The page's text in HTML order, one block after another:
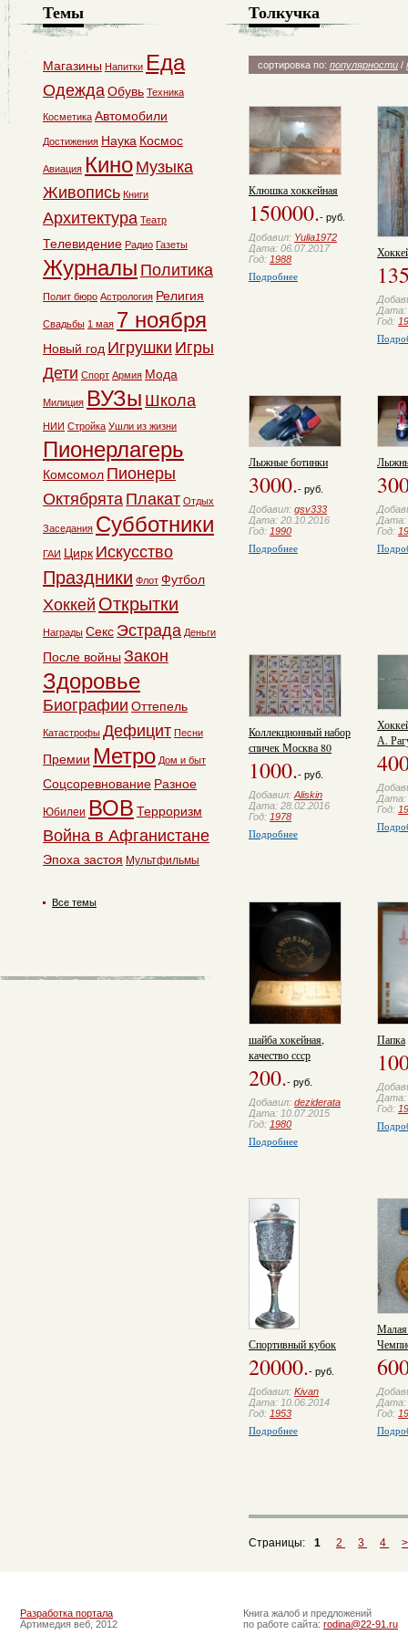
Толкучка
сортировка по: популярности /
Клюшка хоккейная
150000.- руб.
Добавил: Yulia1972
Дата: 06.07.2017
Год: 1988
Подробнее
Дата:
Год:
Лыжные ботинки
3000.- руб.
Добавил: gsv333
Дата: 20.10.2016
Год: 1990
Подробнее
Дата:
Год:
Коллекционный набор
спичек Москва 80
1000.- руб.
Добавил: Aliskin
Дата: 28.02.2016
Год: 1978
Подробнее
А.
Дата:
Год:
шайба хокейная,
качество ссср
200.- руб.
Добавил: deziderata
Дата: 10.07.2015
Год: 1980
Подробнее
Папка
Дата:
Год:
Спортивный кубок
20000.- руб.
Добавил: Kivan
Дата: 10.06.2014
Год: 1953
Подробнее
Малая
Дата:
Год:
Страницы: 1 2 3 4 >
Темы
Магазины Напитки Еда
ОдеждаОбувь Техника
Косметика Автомобили
Достижения Наука Космос
Авиация Кино Музыка
Живопись Книги
Архитектура Театр
Телевидение Радио Газеты
Журналы Политика
Полит бюро Астрология Религия
Свадьбы 1 мая 7 ноября
Новый год Игрушки Игры
Дети Спорт Армия Мода
Милиция ВУЗы Школа
НИИ Стройка Ушли из жизни
Пионерлагерь
Комсомол Пионеры
Октябрята Плакат Отдых
Заседания Субботники
ГАИ Цирк Искусство
Праздники Флот Футбол
Хоккей Открытки
Награды Секс Эстрада Деньги
После войны Закон
Здоровье
Биографии Оттепель
Катастрофы Дефицит Песни
Премии Метро Дом и быт
Соцсоревнование Разное
Юбилеи ВОВ Терроризм
Война в Афганистане
Эпоха застоя Мультфильмы
Все темы
Разработка портала
Артимедия веб, 2012
Книга жалоб и предложений
по работе сайта: rodina@22-91.ru